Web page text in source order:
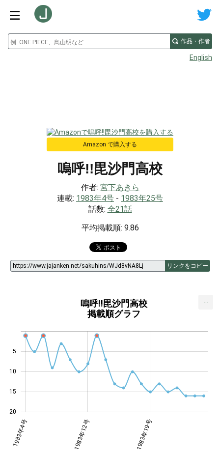
作品・作者
English
Amazon で購入する
嗚呼!!毘沙門高校
作者: 宮下あきら
連載: 1983年4号 - 1983年25号
話数: 全21話
平均掲載順: 9.86
リンクをコピー
嗚呼!!毘沙門高校
掲載順グラフ
14
10
20
15
5
1983年4号
11号
17号
23号
1983年12号 1983年19号
...